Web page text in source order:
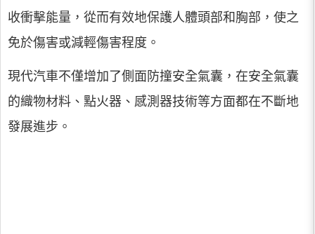
收衝擊能量，從而有效地保護人體頭部和胸部，使之
免於傷害或減輕傷害程度。
現代汽車不僅增加了側面防撞安全氣囊，在安全氣囊
的織物材料、點火器、感測器技術等方面都在不斷地
發展進步。